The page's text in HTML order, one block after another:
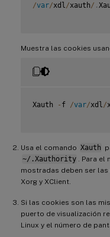
/var/xdl /xauth/ .
Muestra las cookies
Xauth - f /var/xdl /
Usa el comando Xauth
~/.Xauthority
. Para
mostradas deben ser
Xorg y XClient.
Si las cookies son las
puerto de visualización
Linux y el número de